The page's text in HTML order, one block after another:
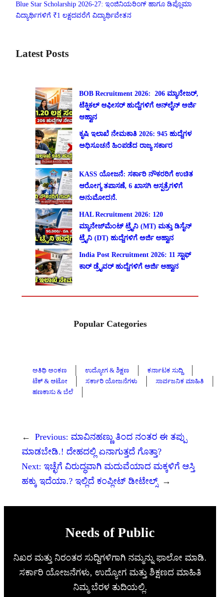
Blue Star Scholarship 2026-27: ಇಂಜಿನಿಯರಿಂಗ್ ಹಾಗೂ ಡಿಪ್ಲೊಮಾ
ವಿದ್ಯಾರ್ಥಿಗಳಿಗೆ ₹1 ಲಕ್ಷದವರೆಗೆ ವಿದ್ಯಾರ್ಥಿವೇತನ
Latest Posts
BOB Recruitment 2026: 206 ಮ್ಯಾನೇಜರ್,
ಟೆಕ್ನಿಕಲ್ ಆಫೀಸರ್ ಹುದ್ದೆಗಳಿಗೆ ಆನ್‌ಲೈನ್ ಅರ್ಜಿ
ಆಹ್ವಾನ
ಕೃಷಿ ಇಲಾಖೆ ನೇಮಕಾತಿ 2026: 945 ಹುದ್ದೆಗಳ
ಅಧಿಸೂಚನೆ ಹಿಂಪಡೆದ ರಾಜ್ಯ ಸರ್ಕಾರ
KASS ಯೋಜನೆ: ಸರ್ಕಾರಿ ನೌಕರರಿಗೆ ಉಚಿತ
ಆರೋಗ್ಯ ತಪಾಸಣೆ, 6 ಖಾಸಗಿ ಆಸ್ಪತ್ರೆಗಳಿಗೆ
ಅನುಮೋದನೆ.
HAL Recruitment 2026: 120
ಮ್ಯಾನೇಜ್‌ಮೆಂಟ್ ಟ್ರೈನಿ (MT) ಮತ್ತು ಡಿಸೈನ್
ಟ್ರೈನಿ (DT) ಹುದ್ದೆಗಳಿಗೆ ಅರ್ಜಿ ಆಹ್ವಾನ
India Post Recruitment 2026: 11 ಸ್ಟಾಫ್
ಕಾರ್ ಡ್ರೈವರ್ ಹುದ್ದೆಗಳಿಗೆ ಅರ್ಜಿ ಆಹ್ವಾನ
Popular Categories
ಅತಿಥಿ ಅಂಕಣ ಉದ್ಯೋಗ & ಶಿಕ್ಷಣ
ಕರ್ನಾಟಕ ಸುದ್ದಿ
ಟೆಕ್ & ಆಟೋ
ಸರ್ಕಾರಿ ಯೋಜನೆಗಳು
ಸಾರ್ವಜನಿಕ ಮಾಹಿತಿ
ಹಣಕಾಸು & ಬೆಲೆ
← Previous: ಮಾವಿನಹಣ್ಣು ತಿಂದ ನಂತರ ಈ ತಪ್ಪು
ಮಾಡಬೇಡಿ.! ದೇಹದಲ್ಲಿ ಏನಾಗುತ್ತದೆ ಗೊತ್ತಾ?
Next: ಇಚ್ಛೆಗೆ ವಿರುದ್ಧವಾಗಿ ಮದುವೆಯಾದ ಮಕ್ಕಳಿಗೆ ಆಸ್ತಿ
ಹಕ್ಕು ಇದೆಯಾ.? ಇಲ್ಲಿದೆ ಕಂಪ್ಲೀಟ್ ಡೀಟೇಲ್ಸ್ →
Needs of Public
ನಿಖರ ಮತ್ತು ನಿರಂತರ ಸುದ್ದಿಗಳಿಗಾಗಿ ನಮ್ಮನ್ನು ಫಾಲೋ ಮಾಡಿ.
ಸರ್ಕಾರಿ ಯೋಜನೆಗಳು, ಉದ್ಯೋಗ ಮತ್ತು ಶಿಕ್ಷಣದ ಮಾಹಿತಿ
ನಿಮ್ಮ ಬೆರಳ ತುದಿಯಲ್ಲಿ.